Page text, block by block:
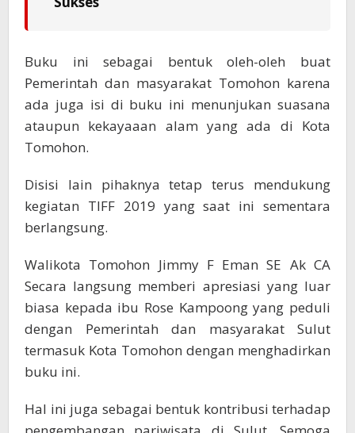
Buku ini sebagai bentuk oleh-oleh buat
Pemerintah dan masyarakat Tomohon karena
ada juga isi di buku ini menunjukan suasana
ataupun kekayaaan alam yang ada di Kota
Tomohon.
Disisi lain pihaknya tetap terus mendukung
kegiatan TIFF 2019 yang saat ini sementara
berlangsung.
Walikota Tomohon Jimmy F Eman SE Ak CA
Secara langsung memberi apresiasi yang luar
biasa kepada ibu Rose Kampoong yang peduli
dengan Pemerintah dan masyarakat Sulut
termasuk Kota Tomohon dengan menghadirkan
buku ini.
Hal ini juga sebagai bentuk kontribusi terhadap